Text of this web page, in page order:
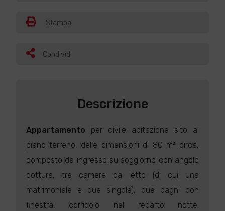
Stampa
Condividi
Descrizione
Appartamento per civile abitazione sito al
piano terreno, delle dimensioni di 80 m² circa,
composto da ingresso su soggiorno con angolo
cottura, tre camere da letto (di cui una
matrimoniale e due singole), due bagni con
finestra, corridoio nel reparto notte.